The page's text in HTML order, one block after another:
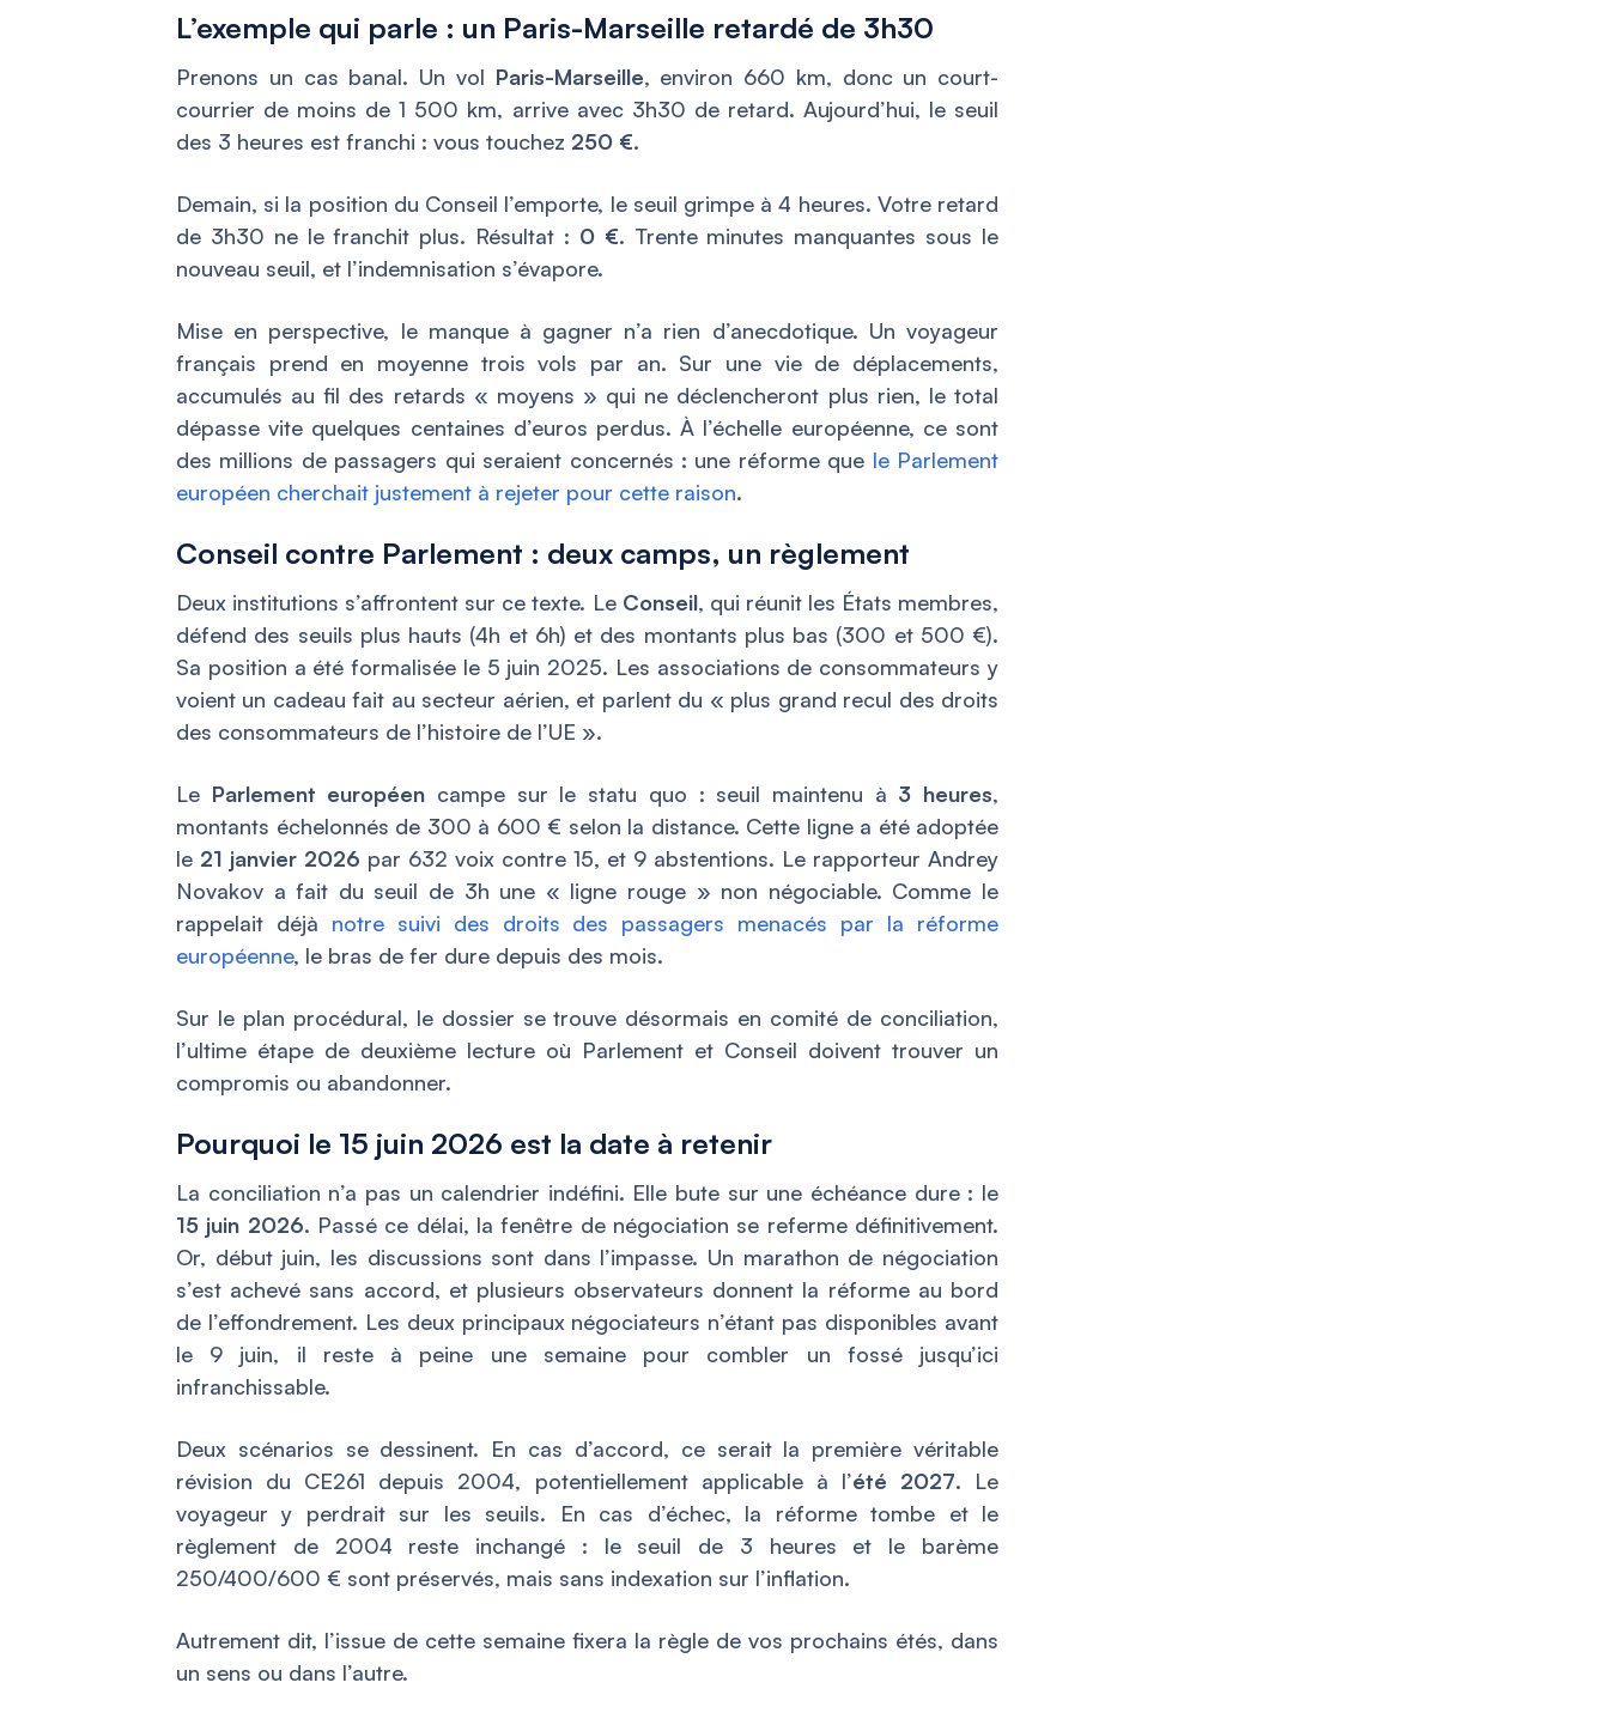
L’exemple qui parle : un Paris-Marseille retardé de 3h30
Prenons un cas banal. Un vol Paris-Marseille, environ 660 km, donc un court-
courrier de moins de 1 500 km, arrive avec 3h30 de retard. Aujourd’hui, le seuil
des 3 heures est franchi : vous touchez 250 €.
Demain, si la position du Conseil l’emporte, le seuil grimpe à 4 heures. Votre retard
de 3h30 ne le franchit plus. Résultat : 0 €. Trente minutes manquantes sous le
nouveau seuil, et l’indemnisation s’évapore.
Mise en perspective, le manque à gagner n’a rien d’anecdotique. Un voyageur
français prend en moyenne trois vols par an. Sur une vie de déplacements,
accumulés au fil des retards « moyens » qui ne déclencheront plus rien, le total
dépasse vite quelques centaines d’euros perdus. À l’échelle européenne, ce sont
des millions de passagers qui seraient concernés : une réforme que le Parlement
européen cherchait justement à rejeter pour cette raison.
Conseil contre Parlement : deux camps, un règlement
Deux institutions s’affrontent sur ce texte. Le Conseil, qui réunit les États membres,
défend des seuils plus hauts (4h et 6h) et des montants plus bas (300 et 500 €).
Sa position a été formalisée le 5 juin 2025. Les associations de consommateurs y
voient un cadeau fait au secteur aérien, et parlent du « plus grand recul des droits
des consommateurs de l’histoire de l’UE ».
Le Parlement européen campe sur le statu quo : seuil maintenu à 3 heures,
montants échelonnés de 300 à 600 € selon la distance. Cette ligne a été adoptée
le 21 janvier 2026 par 632 voix contre 15, et 9 abstentions. Le rapporteur Andrey
Novakov a fait du seuil de 3h une « ligne rouge » non négociable. Comme le
rappelait déjà notre suivi des droits des passagers menacés par la réforme
européenne, le bras de fer dure depuis des mois.
Sur le plan procédural, le dossier se trouve désormais en comité de conciliation,
l’ultime étape de deuxième lecture où Parlement et Conseil doivent trouver un
compromis ou abandonner.
Pourquoi le 15 juin 2026 est la date à retenir
La conciliation n’a pas un calendrier indéfini. Elle bute sur une échéance dure : le
15 juin 2026. Passé ce délai, la fenêtre de négociation se referme définitivement.
Or, début juin, les discussions sont dans l’impasse. Un marathon de négociation
s’est achevé sans accord, et plusieurs observateurs donnent la réforme au bord
de l’effondrement. Les deux principaux négociateurs n’étant pas disponibles avant
le 9 juin, il reste à peine une semaine pour combler un fossé jusqu’ici
infranchissable.
Deux scénarios se dessinent. En cas d’accord, ce serait la première véritable
révision du CE261 depuis 2004, potentiellement applicable à l’été 2027. Le
voyageur y perdrait sur les seuils. En cas d’échec, la réforme tombe et le
règlement de 2004 reste inchangé : le seuil de 3 heures et le barème
250/400/600 € sont préservés, mais sans indexation sur l’inflation.
Autrement dit, l’issue de cette semaine fixera la règle de vos prochains étés, dans
un sens ou dans l’autre.